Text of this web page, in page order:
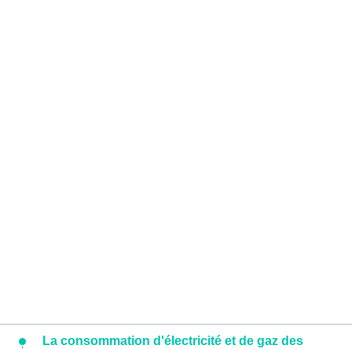
La consommation d'électricité et de gaz des